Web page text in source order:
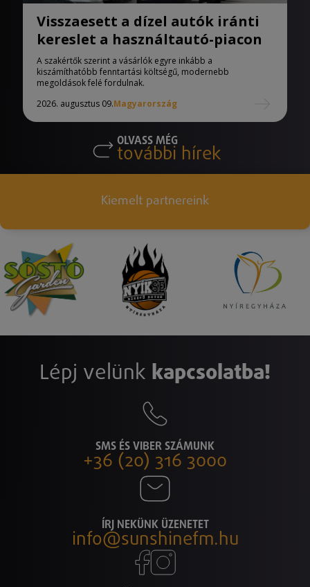
Visszaesett a dízel autók iránti
kereslet a használtautó-piacon
A szakértők szerint a vásárlók egyre inkább a
kiszámíthatóbb fenntartási költségű, modernebb
megoldások felé fordulnak.
2026. augusztus 09.Magyarország
OLVASS MÉG
további hírek
Kiemelt partnereink
Lépj velünk kapcsolatba!
SMS ÉS VIBER SZÁMUNK
+36 (20) 316 3000
ÍRJ NEKÜNK ÜZENETET
info@sunshinefm.hu